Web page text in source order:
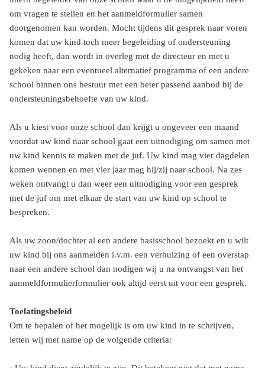
om vragen te stellen en het aanmeldformulier samen
doorgenomen kan worden. Mocht tijdens dit gesprek naar voren
komen dat uw kind toch meer begeleiding of ondersteuning
nodig heeft, dan wordt in overleg met de directeur en met u
gekeken naar een eventueel alternatief programma of een andere
school binnen ons bestuur met een beter passend aanbod bij de
ondersteuningsbehoefte van uw kind.
Als u kiest voor onze school dan krijgt u ongeveer een maand
voordat uw kind naar school gaat een uitnodiging om samen met
uw kind kennis te maken met de juf. Uw kind mag vier dagdelen
komen wennen en met vier jaar mag hij/zij naar school. Na zes
weken ontvangt u dan weer een uitnodiging voor een gesprek
met de juf om met elkaar de start van uw kind op school te
bespreken.
Als uw zoon/dochter al een andere basisschool bezoekt en u wilt
uw kind bij ons aanmelden i.v.m. een verhuizing of een overstap
naar een andere school dan nodigen wij u na ontvangst van het
aanmeldformulierformulier ook altijd eerst uit voor een gesprek.
Toelatingsbeleid
Om te bepalen of het mogelijk is om uw kind in te schrijven,
letten wij met name op de volgende criteria: